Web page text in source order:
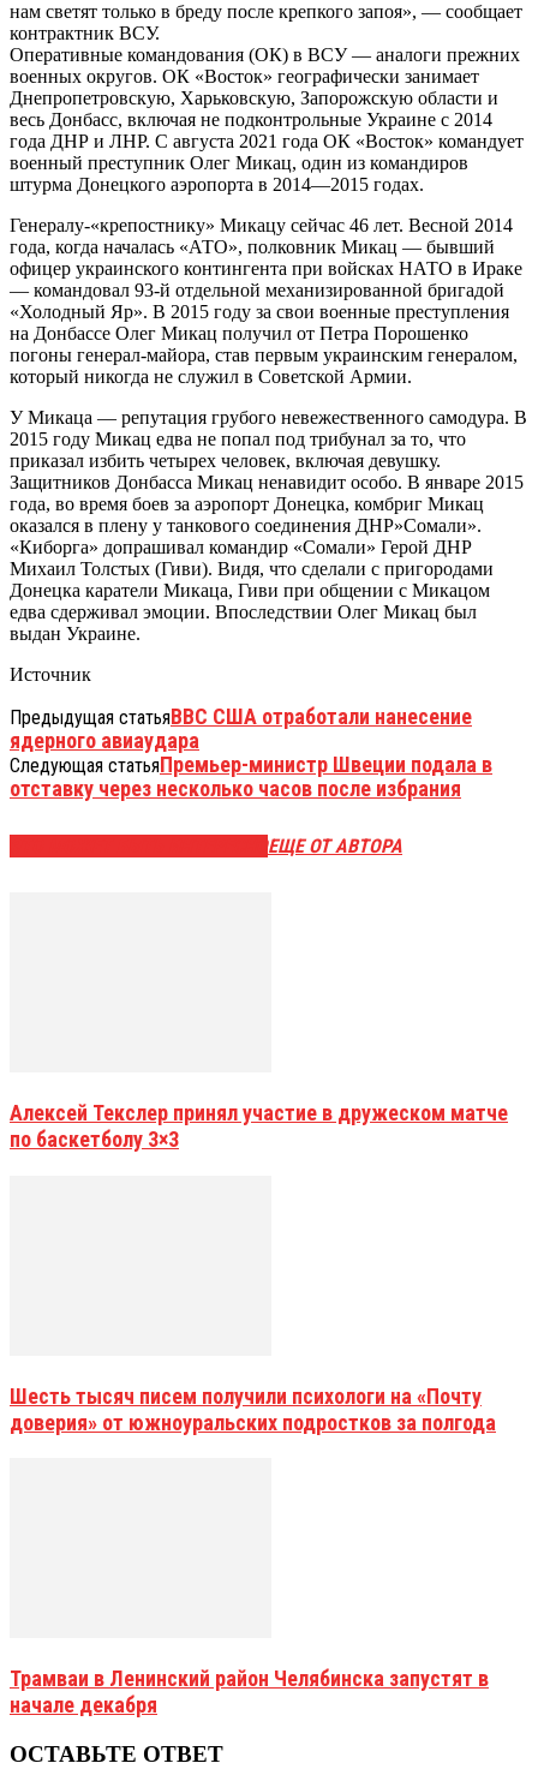
нам светят только в бреду после крепкого запоя», — сообщает
контрактник ВСУ.
Оперативные командования (ОК) в ВСУ — аналоги прежних
военных округов. ОК «Восток» географически занимает
Днепропетровскую, Харьковскую, Запорожскую области и
весь Донбасс, включая не подконтрольные Украине с 2014
года ДНР и ЛНР. С августа 2021 года ОК «Восток» командует
военный преступник Олег Микац, один из командиров
штурма Донецкого аэропорта в 2014—2015 годах.
Генералу-«крепостнику» Микацу сейчас 46 лет. Весной 2014
года, когда началась «АТО», полковник Микац — бывший
офицер украинского контингента при войсках НАТО в Ираке
— командовал 93-й отдельной механизированной бригадой
«Холодный Яр». В 2015 году за свои военные преступления
на Донбассе Олег Микац получил от Петра Порошенко
погоны генерал-майора, став первым украинским генералом,
который никогда не служил в Советской Армии.
У Микаца — репутация грубого невежественного самодура. В
2015 году Микац едва не попал под трибунал за то, что
приказал избить четырех человек, включая девушку.
Защитников Донбасса Микац ненавидит особо. В январе 2015
года, во время боев за аэропорт Донецка, комбриг Микац
оказался в плену у танкового соединения ДНР»Сомали».
«Киборга» допрашивал командир «Сомали» Герой ДНР
Михаил Толстых (Гиви). Видя, что сделали с пригородами
Донецка каратели Микаца, Гиви при общении с Микацом
едва сдерживал эмоции. Впоследствии Олег Микац был
выдан Украине.
Источник
Предыдущая статьяВВС США отработали нанесение
ядерного авиаудара
Следующая статьяПремьер-министр Швеции подала в
отставку через несколько часов после избрания
ЕЩЕ ОТ АВТОРА
Алексей Текслер принял участие в дружеском матче
по баскетболу 3×3
Шесть тысяч писем получили психологи на «Почту
доверия» от южноуральских подростков за полгода
Трамваи в Ленинский район Челябинска запустят в
начале декабря
ОСТАВЬТЕ ОТВЕТ